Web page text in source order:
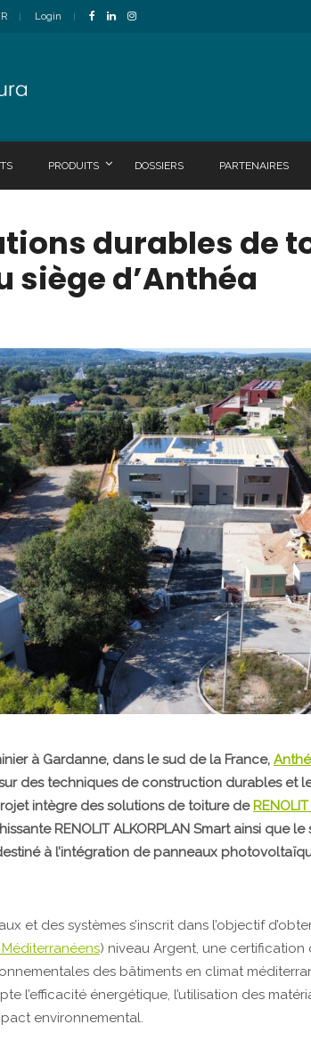
Login
PRODUITS DOSSIERS PARTENAIRES
durables de
siège d’Anthéa
à Gardanne, dans le sud de la France,
des techniques de construction durables et
intègre des solutions de toiture de
RENOLIT ALKORPLAN Smart ainsi que le
à l’intégration de panneaux
et des systèmes s’inscrit dans l’objectif
) niveau Argent, une certification
des bâtiments en climat
l’efficacité énergétique, l’utilisation des
environnemental.